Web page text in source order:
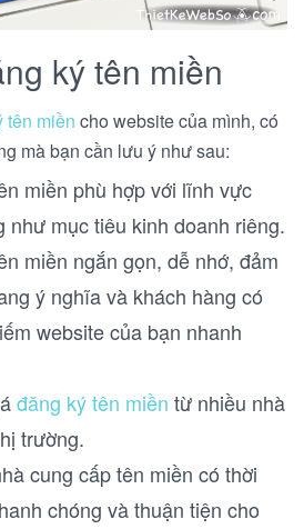
ký tên miền
tên miền cho website của mình, có
mà bạn cần lưu ý như sau:
miền phù hợp với lĩnh vực
như mục tiêu kinh doanh riêng.
miền ngắn gọn, dễ nhớ, đảm
ý nghĩa và khách hàng có
website của bạn nhanh
đăng ký tên miền từ nhiều nhà
trường.
cung cấp tên miền có thời
chóng và thuận tiện cho